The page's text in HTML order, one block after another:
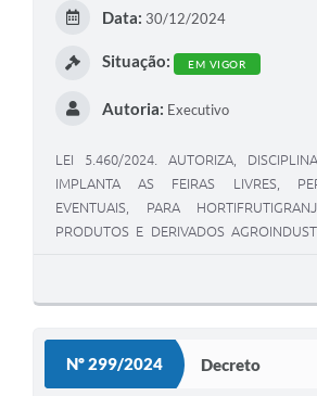
Data: 30/12/2024
Situação: EM VIGOR
Autoria: Executivo
LEI 5.460/2024. AUTORIZA,
IMPLANTA AS FEIRAS LIVRES,
EVENTUAIS, PARA
PRODUTOS E DERIVADOS
Nº 299/2024 Decreto